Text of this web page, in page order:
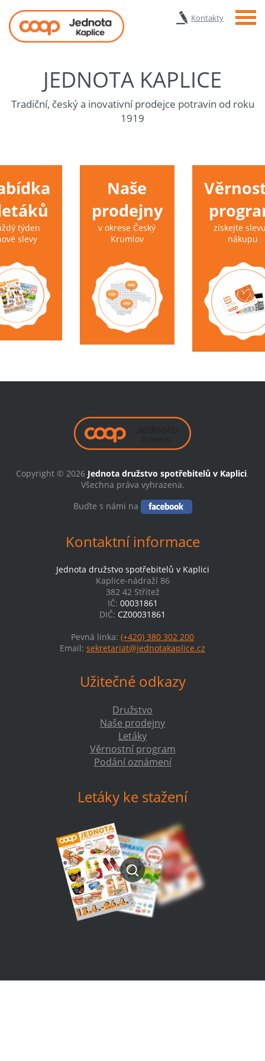
Kontakty Menu
JEDNOTA KAPLICE
Tradiční, český a inovativní prodejce potravin od roku
1919
týden
slevy
Naše
prodejny
v okrese Český
Krumlov
získejte
nákupu
Copyright © 2026 Jednota družstvo spotřebitelů v Kaplici.
Všechna práva vyhrazena.
Buďte s námi na
Kontaktní informace
Jednota družstvo spotřebitelů v Kaplici
Kaplice-nádraží 86
382 42 Střítež
IČ: 00031861
DIČ: CZ00031861
Pevná linka: (+420) 380 302 200
Email: sekretariat@jednotakaplice.cz
Užitečné odkazy
Družstvo
Naše prodejny
Letáky
Věrnostní program
Podání oznámení
Letáky ke stažení